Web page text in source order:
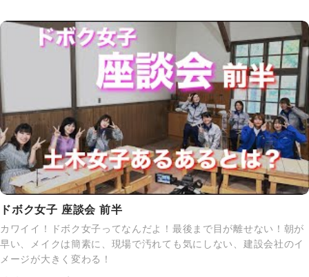
ドボク女子 座談会 前半
カワイイ！ドボク女子ってなんだよ！最後まで目が離せない！朝が
早い、メイクは簡素に、現場で汚れても気にしない、建設会社のイ
メージが大きく変わる！